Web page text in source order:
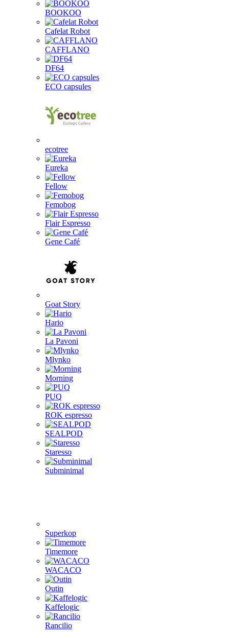
BOOKOO
Cafelat Robot
CAFFLANO
DF64
ECO capsules
ecotree
Eureka
Fellow
Femobog
Flair Espresso
Gene Café
Goat Story
Hario
La Pavoni
Mlynko
Morning
PUQ
ROK espresso
SEALPOD
Staresso
Subminimal
Superkop
Timemore
WACACO
Outin
Kaffelogic
Rancilio